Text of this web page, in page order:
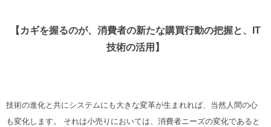
【カギを握るのが、消費者の新たな購買行動の把握と、IT
技術の活用】
技術の進化と共にシステムにも大きな変革が生まれれば、当然人間の心
も変化します。
それは小売りにおいては、消費者ニーズの変化であると